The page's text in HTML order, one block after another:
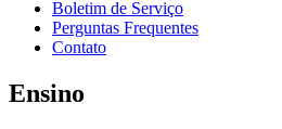
Boletim de Serviço
Perguntas Frequentes
Contato
Ensino